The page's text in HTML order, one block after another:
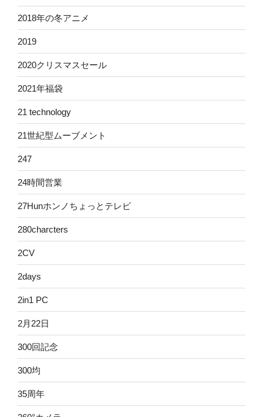
2018年の冬アニメ
2019
2020クリスマスセール
2021年福袋
21 technology
21世紀型ムーブメント
247
24時間営業
27Hunホンノちょっとテレビ
280charcters
2CV
2days
2in1 PC
2月22日
300回記念
300均
35周年